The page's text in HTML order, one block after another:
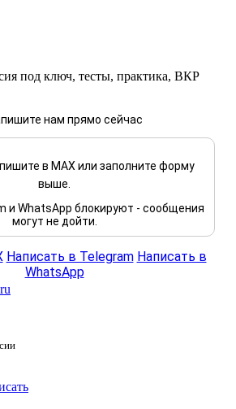
под ключ, тесты, практика, ВКР
нам прямо сейчас
в MAX или заполните форму
выше.
и WhatsApp блокируют - сообщения
могут не дойти.
Написать в Telegram Написать в
WhatsApp